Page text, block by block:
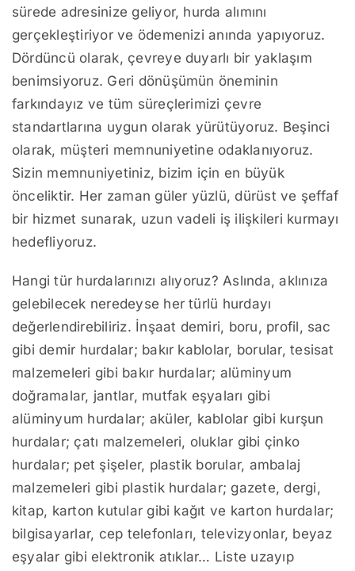
sürede adresinize geliyor, hurda alımını
gerçekleştiriyor ve ödemenizi anında yapıyoruz.
Dördüncü olarak, çevreye duyarlı bir yaklaşım
benimsiyoruz. Geri dönüşümün öneminin
farkındayız ve tüm süreçlerimizi çevre
standartlarına uygun olarak yürütüyoruz. Beşinci
olarak, müşteri memnuniyetine odaklanıyoruz.
Sizin memnuniyetiniz, bizim için en büyük
önceliktir. Her zaman güler yüzlü, dürüst ve şeffaf
bir hizmet sunarak, uzun vadeli iş ilişkileri kurmayı
hedefliyoruz.
Hangi tür hurdalarınızı alıyoruz? Aslında, aklınıza
gelebilecek neredeyse her türlü hurdayı
değerlendirebiliriz. İnşaat demiri, boru, profil, sac
gibi demir hurdalar; bakır kablolar, borular, tesisat
malzemeleri gibi bakır hurdalar; alüminyum
doğramalar, jantlar, mutfak eşyaları gibi
alüminyum hurdalar; aküler, kablolar gibi kurşun
hurdalar; çatı malzemeleri, oluklar gibi çinko
hurdalar; pet şişeler, plastik borular, ambalaj
malzemeleri gibi plastik hurdalar; gazete, dergi,
kitap, karton kutular gibi kağıt ve karton hurdalar;
bilgisayarlar, cep telefonları, televizyonlar, beyaz
eşyalar gibi elektronik atıklar… Liste uzayıp